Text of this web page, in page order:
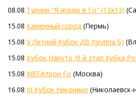
08.08 Турнир "Я играю в Го" (13х13)
15.08 Каменный город (Пермь)
15.08 V Летний Кубок ДВ (группа Б)
15.08 Кубок Наруто (9-й этап Кубка
15.08 МЕГАтрон Го (Москва)
16.08 III Кубок Никонико (Николаевск-